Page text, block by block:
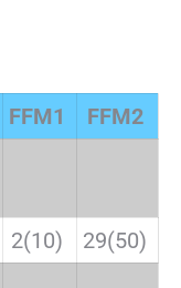
FFM1
FFM2
2(10)
29(50)